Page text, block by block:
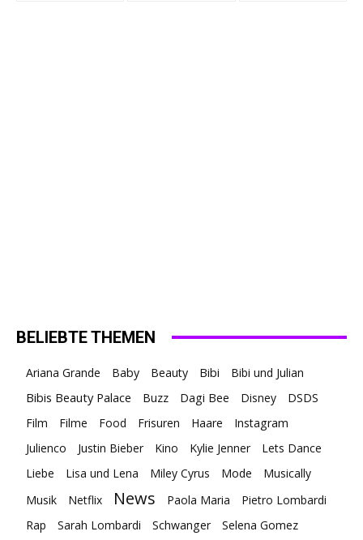
BELIEBTE THEMEN
Ariana Grande Baby Beauty Bibi Bibi und Julian
Bibis Beauty Palace Buzz Dagi Bee Disney
DSDS
Film
Filme Food Frisuren Haare
Instagram
Julienco
Justin Bieber Kino Kylie Jenner
Lets Dance
Liebe
Lisa und Lena Miley Cyrus Mode
Musically
Musik
Netflix News Paola Maria
Pietro Lombardi
Rap
Sarah Lombardi Schwanger
Selena Gomez